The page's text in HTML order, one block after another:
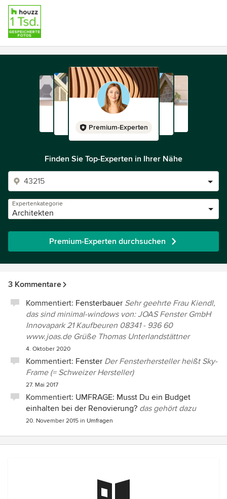
Premium-Experten
Finden Sie Top-Experten in Ihrer Nähe
Expertenkategorie
Architekten
Premium-Experten durchsuchen
3 Kommentare
Kommentiert: Fensterbauer Sehr geehrte Frau Kiendl,
das sind minimal-windows von: JOAS Fenster GmbH
Innovapark 21 Kaufbeuren 08341 - 936 60
www.joas.de Grüße Thomas Unterlandstättner
4. Oktober 2020
Kommentiert: Fenster Der Fensterhersteller heißt Sky-
Frame (= Schweizer Hersteller)
27. Mai 2017
Kommentiert: UMFRAGE: Musst Du ein Budget
einhalten bei der Renovierung? das gehört dazu
20. November 2015 in Umfragen